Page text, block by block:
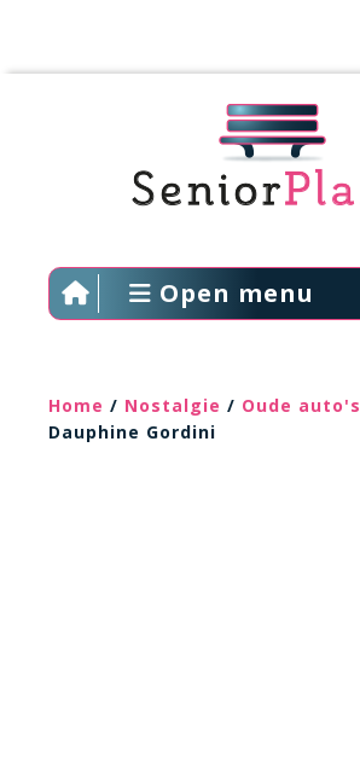
Open menu
Home / Nostalgie / Oude auto's
Dauphine Gordini